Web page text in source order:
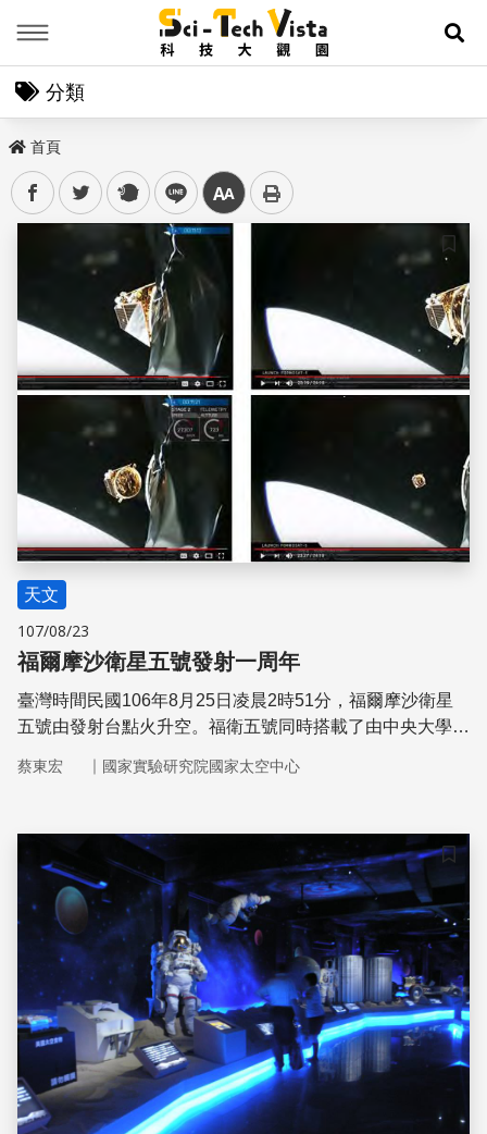
展
分類
首頁
facebooktwitter plurk line 中
儲存
天文
107/08/23
福爾摩沙衛星五號發射一周年
臺灣時間民國106年8月25日凌晨2時51分，福爾摩沙衛星
五號由發射台點火升空。福衛五號同時搭載了由中央大學太
進電離層探測儀也在9月7日的第198軌道成功開啟，並由中
可穩定蒐集超過100 MB之高品質電離層參數，提供中央大
學科學資料處理中心使用。
蔡東宏 ｜ 國家實驗研究院國家太空中心
儲存